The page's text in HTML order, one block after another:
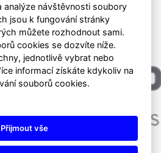
analýze návštěvnosti soubory
jsou k fungování stránky
můžete rozhodnout sami.
cookies se dozvíte níže.
jednotlivě vybrat nebo
informací získáte kdykoliv na
souborů cookies.
Přijmout vše